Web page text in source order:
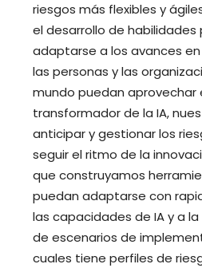
riesgos más flexibles y
el desarrollo de habilidades
adaptarse a los avances
las personas y las
mundo puedan aprovechar
transformador de la IA,
anticipar y gestionar los
seguir el ritmo de la
que construyamos
puedan adaptarse con
las capacidades de IA y a
de escenarios de
cuales tiene perfiles de